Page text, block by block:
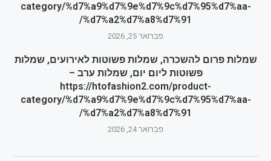
category/%d7%a9%d7%9e%d7%9c%d7%95%d7%aa-
%d7%a2%d7%a8%d7%91/
פברואר 25, 2026
שמלות פרום להשכרה, שמלות פשוטות לאירועים, שמלות
פשוטות ליום יום, שמלות ערב –
https://htofashion2.com/product-
category/%d7%a9%d7%9e%d7%9c%d7%95%d7%aa-
%d7%a2%d7%a8%d7%91/
פברואר 24, 2026